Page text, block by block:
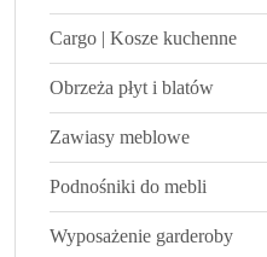
Cargo | Kosze kuchenne
Obrzeża płyt i blatów
Zawiasy meblowe
Podnośniki do mebli
Wyposażenie garderoby